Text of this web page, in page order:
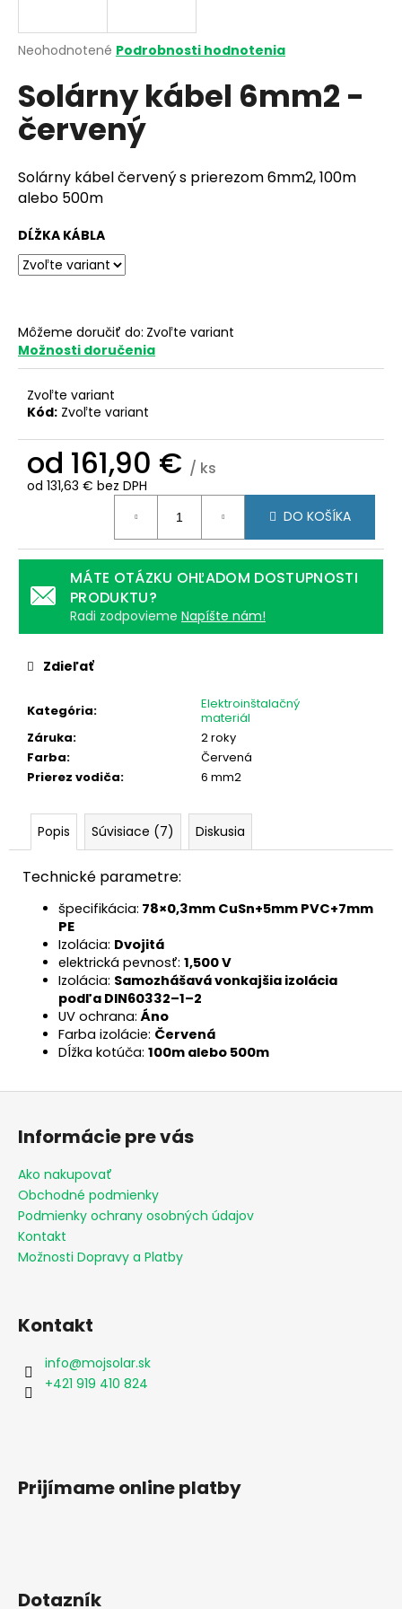
Priemerné
produktu
je
0,0
z
hviezdičiek.
Neohodnotené Podrobnosti hodnotenia
Solárny kábel 6mm2 -
červený
Solárny kábel červený s prierezom 6mm2, 100m
alebo 500m
DĹŽKA KÁBLA
Môžeme doručiť do: Zvoľte variant
Možnosti doručenia
Zvoľte variant
Kód: Zvoľte variant
od 161,90 € / ks
od 131,63 € bez DPH
DO KOŠÍKA
MÁTE OTÁZKU OHĽADOM DOSTUPNOSTI
PRODUKTU?
Radi zodpovieme Napíšte nám!
Kategória:
Elektroinštalačný
materiál
Záruka:
2 roky
Farba:
Červená
Prierez vodiča: 6 mm2
Zdieľať
Popis Súvisiace (7) Diskusia
Technické parametre:
špecifikácia: 78×0,3mm CuSn+5mm PVC+7mm
PE
Izolácia: Dvojitá
elektrická pevnosť: 1,500 V
Izolácia: Samozhášavá vonkajšia izolácia
podľa DIN60332–1–2
UV ochrana: Áno
Farba izolácie: Červená
Dĺžka kotúča: 100m alebo 500m
j
ť
?
p
o
r
ú
č
a
m
e
MERACÍ
TRANSFORMÁTOR
21,90
Z
Informácie pre vás
Ako nakupovať
Obchodné podmienky
Podmienky ochrany osobných údajov
Kontakt
Možnosti Dopravy a Platby
Kontakt
info@mojsolar.sk
+421 919 410 824
Prijímame online platby
Dotazník